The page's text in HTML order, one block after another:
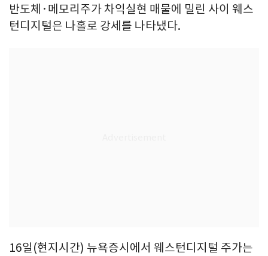
반도체·메모리주가 차익실현 매물에 밀린 사이 웨스
턴디지털은 나홀로 강세를 나타냈다.
16일(현지시간) 뉴욕증시에서 웨스턴디지털 주가는